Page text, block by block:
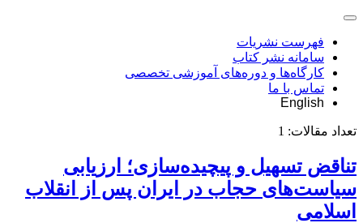
فهرست نشریات
سامانه نشر کتاب
کارگاه‌ها و دوره‌های آموزشی تخصصی
تماس با ما
English
تعداد مقالات: 1
تناقض تسهیل و پیچیده‌سازی؛ ارزیابی
سیاست‌های حجاب در ایران پس از انقلاب
اسلامی